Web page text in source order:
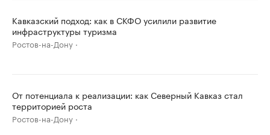
Кавказский подход: как в СКФО усилили развитие
инфраструктуры туризма
Ростов-на-Дону
От потенциала к реализации: как Северный Кавказ стал
территорией роста
Ростов-на-Дону